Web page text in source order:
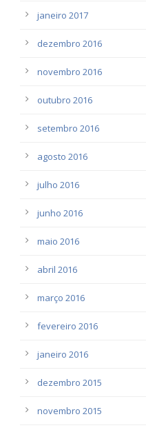
janeiro 2017
dezembro 2016
novembro 2016
outubro 2016
setembro 2016
agosto 2016
julho 2016
junho 2016
maio 2016
abril 2016
março 2016
fevereiro 2016
janeiro 2016
dezembro 2015
novembro 2015